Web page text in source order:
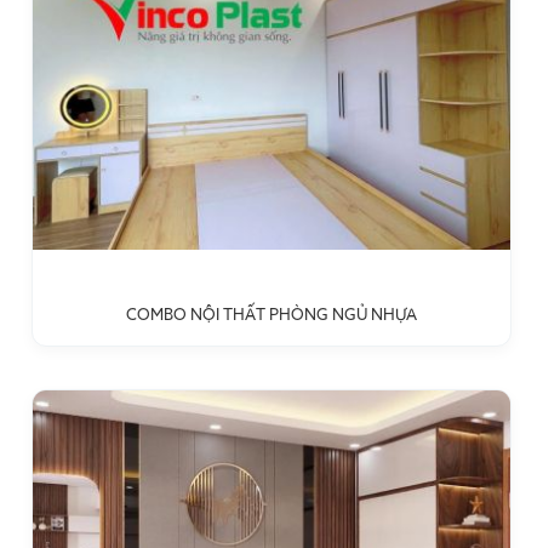
COMBO NỘI THẤT PHÒNG NGỦ NHỰA